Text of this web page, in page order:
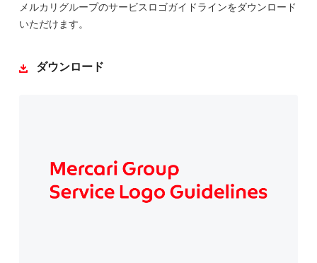
メルカリグループのサービスロゴガイドラインをダウンロード
いただけます。
ダウンロード